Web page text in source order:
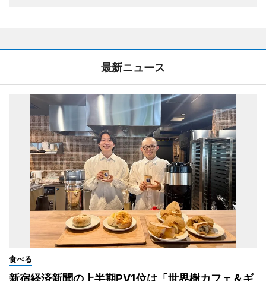
最新ニュース
食べる
新宿経済新聞の上半期PV1位は「世界樹カフェ＆ギ